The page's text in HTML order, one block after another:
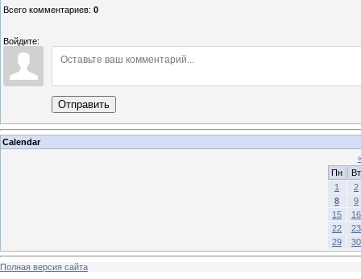
Всего комментариев: 0
Войдите:
Отправить
Calendar
Пн
Вт
1
2
8
9
15
16
22
23
29
30
Полная версия сайта